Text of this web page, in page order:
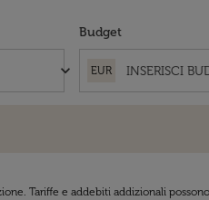
keyboard_arrow_down
Budget
EUR
Tariffe e addebiti addizionali